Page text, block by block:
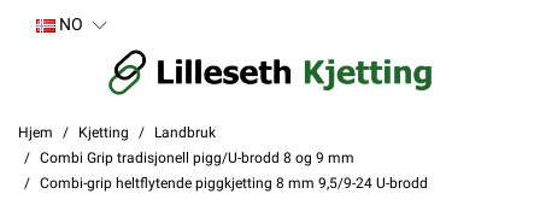
NO
Hjem Kjetting
Landbruk
Combi Grip tradisjonell pigg/U-brodd 8 og 9 mm
Combi-grip heltflytende piggkjetting 8 mm 9,5/9-24 U-brodd